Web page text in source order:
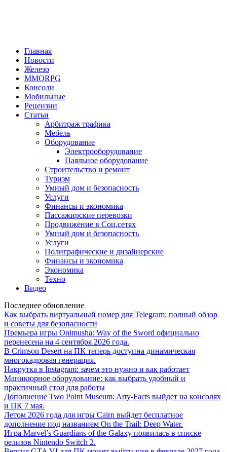
Главная
Новости
Железо
MMORPG
Консоли
Мобильные
Рецензии
Статьи
Арбитраж трафика
Мебель
Оборудование
Электрооборудование
Паяльное оборудование
Строительство и ремонт
Туризм
Умный дом и безопасность
Услуги
Финансы и экономика
Пассажирские перевозки
Продвижение в Соц.сетях
Умный дом и безопасность
Услуги
Полиграфические и дизайнерские
Финансы и экономика
Экономика
Техно
Видео
Последнее обновление
Как выбрать виртуальный номер для Telegram: полный обзор
и советы для безопасности
Премьера игры Onimusha: Way of the Sword официально
перенесена на 4 сентября 2026 года.
В Crimson Desert на ПК теперь доступна динамическая
многокадровая генерация.
Накрутка в Instagram: зачем это нужно и как работает
Маникюрное оборудование: как выбрать удобный и
практичный стол для работы
Дополнение Two Point Museum: Arty-Facts выйдет на консолях
и ПК 7 мая.
Летом 2026 года для игры Cairn выйдет бесплатное
дополнение под названием On the Trail: Deep Water.
Игра Marvel’s Guardians of the Galaxy появилась в списке
релизов Nintendo Switch 2.